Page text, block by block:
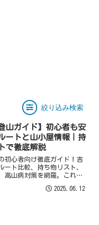
絞り込み検索
山ガイド】初心者も安
ートと山小屋情報｜持
で徹底解説
初心者向け徹底ガイド！吉
ート比較、持ち物リスト、
高山病対策を網羅。これで
2025.06.12